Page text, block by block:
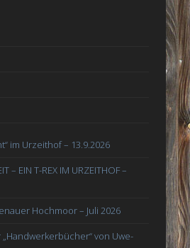
im Urzeithof – 13.9.2026
– EIN T-REX IM URZEITHOF –
Hochmoor – Juli 2026
von Uwe-